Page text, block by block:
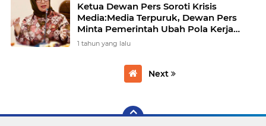
Ketua Dewan Pers Soroti Krisis
Media:Media Terpuruk, Dewan Pers
Minta Pemerintah Ubah Pola Kerja
Sama
1 tahun yang lalu
Next